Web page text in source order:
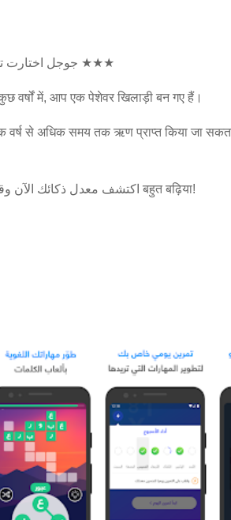
★★★ جوجل اختارت تطبيق شعلة ضمن أفضل تطبيقات العام ★★★
वर्षों में, आप एक पेशेवर खिलाड़ी बन गए हैं।
वर्ष से अधिक समय तक ऋण प्राप्त किया जा
اكتشف معدل ذكائك الآن وقارنه مع الآخرين واستمر في رحلة تطوير عقلك बहुत बढ़िया!
ध्यान और समस्या सुलझाने के कौशल को
संज्ञानात्मक क्षेत्रों को कवर करने वाले